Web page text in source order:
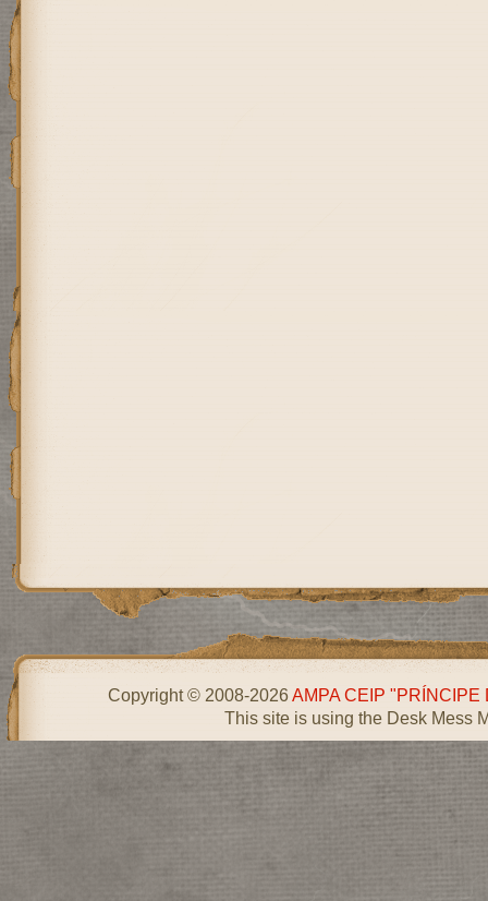
Copyright © 2008-2026AMPA CEIP "PRÍNCIPE
This site is using the Desk Mess